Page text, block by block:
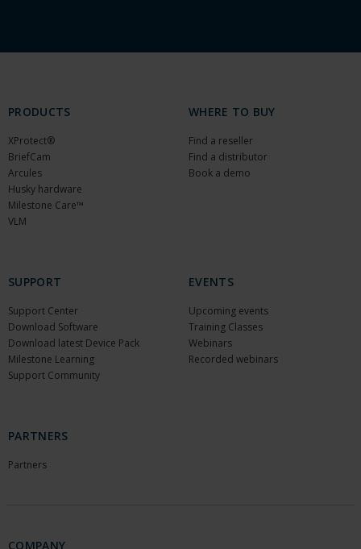
PRODUCTS
XProtect®
BriefCam
Arcules
Husky hardware
Milestone Care™
VLM
WHERE TO BUY
Find a reseller
Find a distributor
Book a demo
SUPPORT
Support Center
Download Software
Download latest Device Pack
Milestone Learning
Support Community
EVENTS
Upcoming events
Training Classes
Webinars
Recorded webinars
PARTNERS
Partners
COMPANY